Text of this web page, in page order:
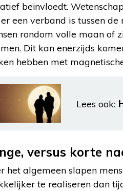
beïnvloedt.
een verband is tussen
rondom volle maan of
Dit kan enerzijds
hebben met
Lees ook:
versus korte
het algemeen slapen
te realiseren dan